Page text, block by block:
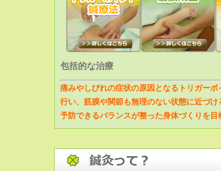
包括的な治療
痛みやしびれの症状の原因となるトリガーポ
行い、筋膜や関節も無理のない状態に近づけ
予防できるバランスが整った身体づくりを目